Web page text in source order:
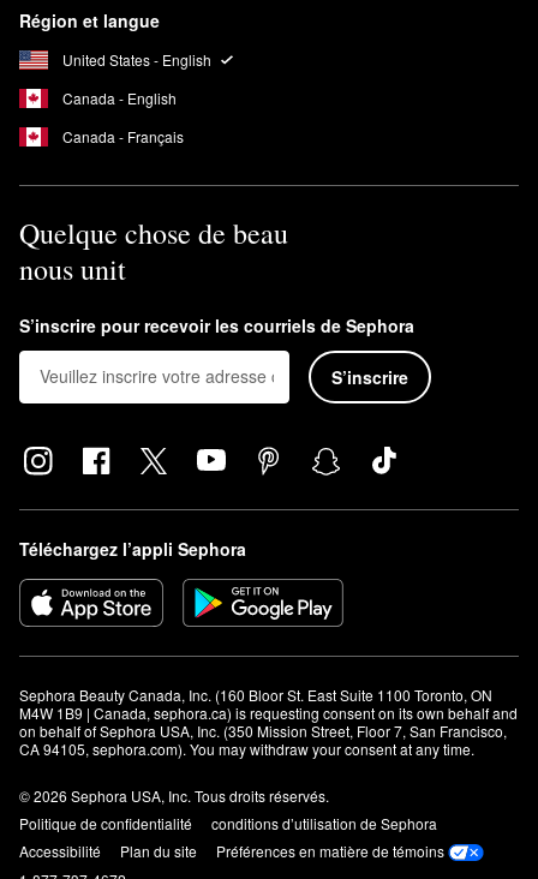
Région et langue
United States - English
Canada - English
Canada - Français
Quelque chose de beau
nous unit
S’inscrire pour recevoir les courriels de Sephora
S’inscrire
Téléchargez l’appli Sephora
Sephora Beauty Canada, Inc. (160 Bloor St. East Suite 1100 Toronto, ON
M4W 1B9 | Canada, sephora.ca) is requesting consent on its own behalf and
on behalf of Sephora USA, Inc. (350 Mission Street, Floor 7, San Francisco,
CA 94105, sephora.com). You may withdraw your consent at any time.
© 2026 Sephora USA, Inc. Tous droits réservés.
Politique de confidentialité
conditions d’utilisation de Sephora
Accessibilité
Plan du site
Préférences en matière de témoins